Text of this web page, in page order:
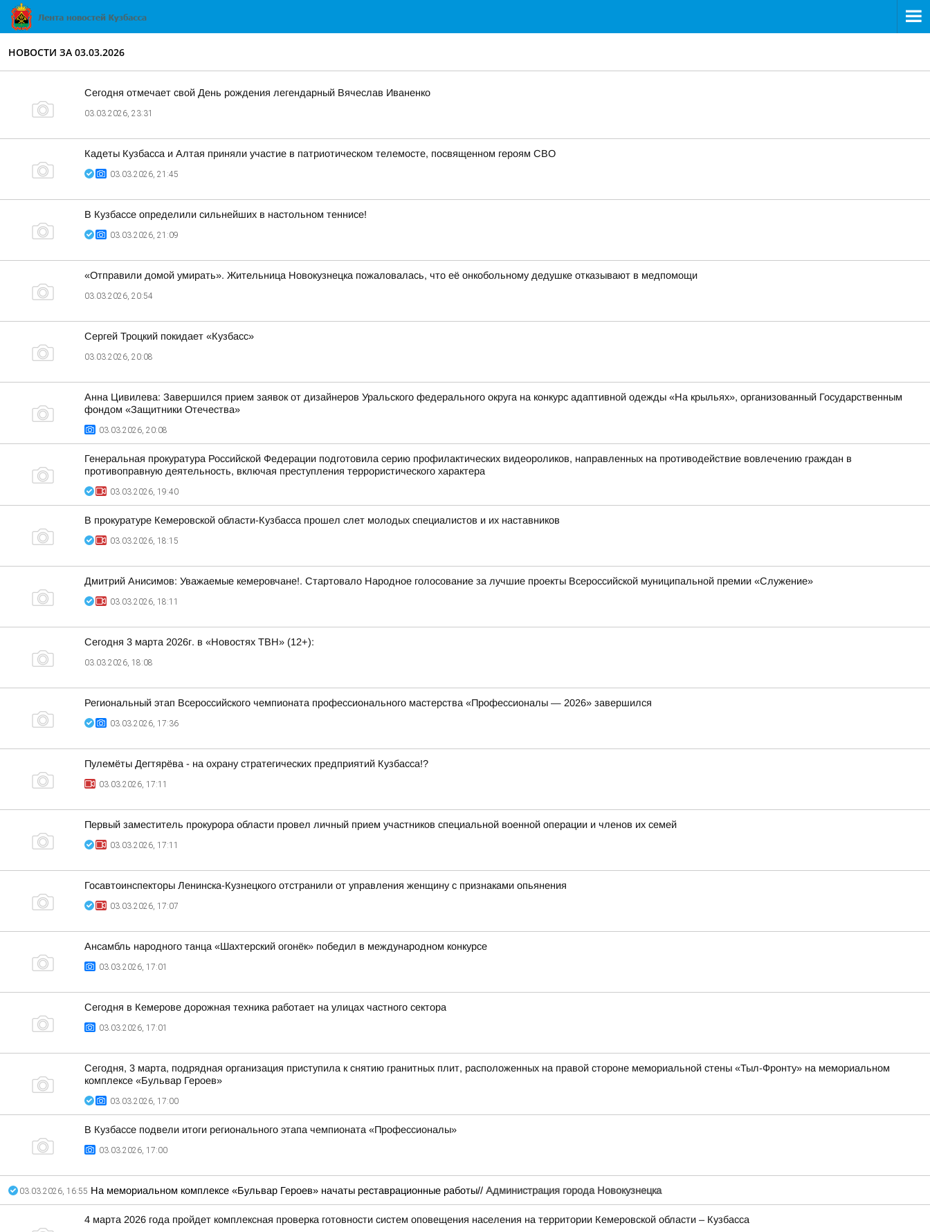
НОВОСТИ ЗА 03.03.2026
Сегодня отмечает свой День рождения легендарный Вячеслав Иваненко
03.03.2026, 23:31
Кадеты Кузбасса и Алтая приняли участие в патриотическом телемосте, посвященном героям СВО
03.03.2026, 21:45
В Кузбассе определили сильнейших в настольном теннисе!
03.03.2026, 21:09
«Отправили домой умирать». Жительница Новокузнецка пожаловалась, что её онкобольному дедушке отказывают в медпомощи
03.03.2026, 20:54
Сергей Троцкий покидает «Кузбасс»
03.03.2026, 20:08
Анна Цивилева: Завершился прием заявок от дизайнеров Уральского федерального округа на конкурс адаптивной одежды «На крыльях», организованный Государственным
фондом «Защитники Отечества»
03.03.2026, 20:08
Генеральная прокуратура Российской Федерации подготовила серию профилактических видеороликов, направленных на противодействие вовлечению граждан в
противоправную деятельность, включая преступления террористического характера
03.03.2026, 19:40
В прокуратуре Кемеровской области-Кузбасса прошел слет молодых специалистов и их наставников
03.03.2026, 18:15
Дмитрий Анисимов: Уважаемые кемеровчане!. Стартовало Народное голосование за лучшие проекты Всероссийской муниципальной премии «Служение»
03.03.2026, 18:11
Сегодня 3 марта 2026г. в «Новостях ТВН» (12+):
03.03.2026, 18:08
Региональный этап Всероссийского чемпионата профессионального мастерства «Профессионалы — 2026» завершился
03.03.2026, 17:36
Пулемёты Дегтярёва - на охрану стратегических предприятий Кузбасса!?
03.03.2026, 17:11
Первый заместитель прокурора области провел личный прием участников специальной военной операции и членов их семей
03.03.2026, 17:11
Госавтоинспекторы Ленинска-Кузнецкого отстранили от управления женщину с признаками опьянения
03.03.2026, 17:07
Ансамбль народного танца «Шахтерский огонёк» победил в международном конкурсе
03.03.2026, 17:01
Сегодня в Кемерове дорожная техника работает на улицах частного сектора
03.03.2026, 17:01
Сегодня, 3 марта, подрядная организация приступила к снятию гранитных плит, расположенных на правой стороне мемориальной стены «Тыл-Фронту» на мемориальном
комплексе «Бульвар Героев»
03.03.2026, 17:00
В Кузбассе подвели итоги регионального этапа чемпионата «Профессионалы»
03.03.2026, 17:00
03.03.2026, 16:55 На мемориальном комплексе «Бульвар Героев» начаты реставрационные работы// Администрация города Новокузнецка
4 марта 2026 года пройдет комплексная проверка готовности систем оповещения населения на территории Кемеровской области – Кузбасса